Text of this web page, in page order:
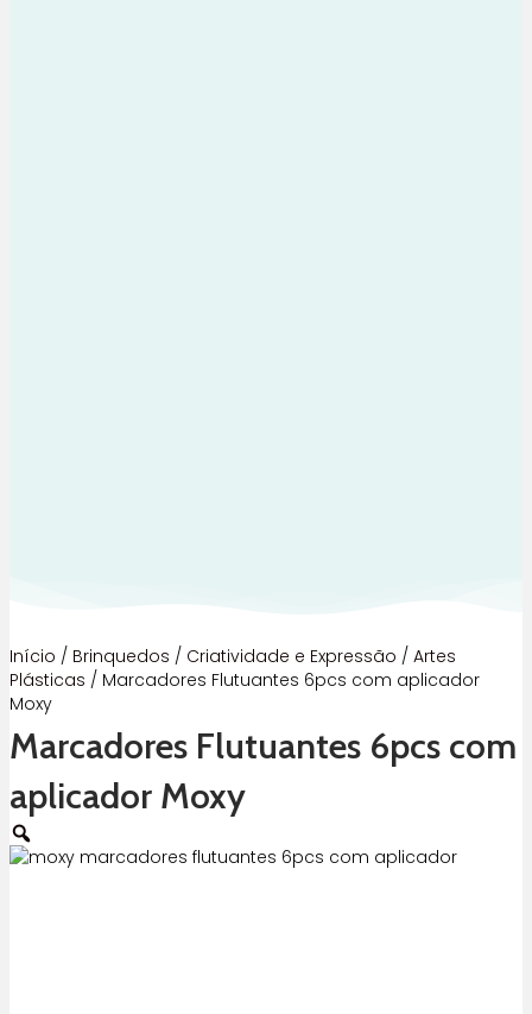
Início / Brinquedos / Criatividade e Expressão / Artes
Plásticas / Marcadores Flutuantes 6pcs com aplicador
Moxy
Marcadores Flutuantes 6pcs com
aplicador Moxy